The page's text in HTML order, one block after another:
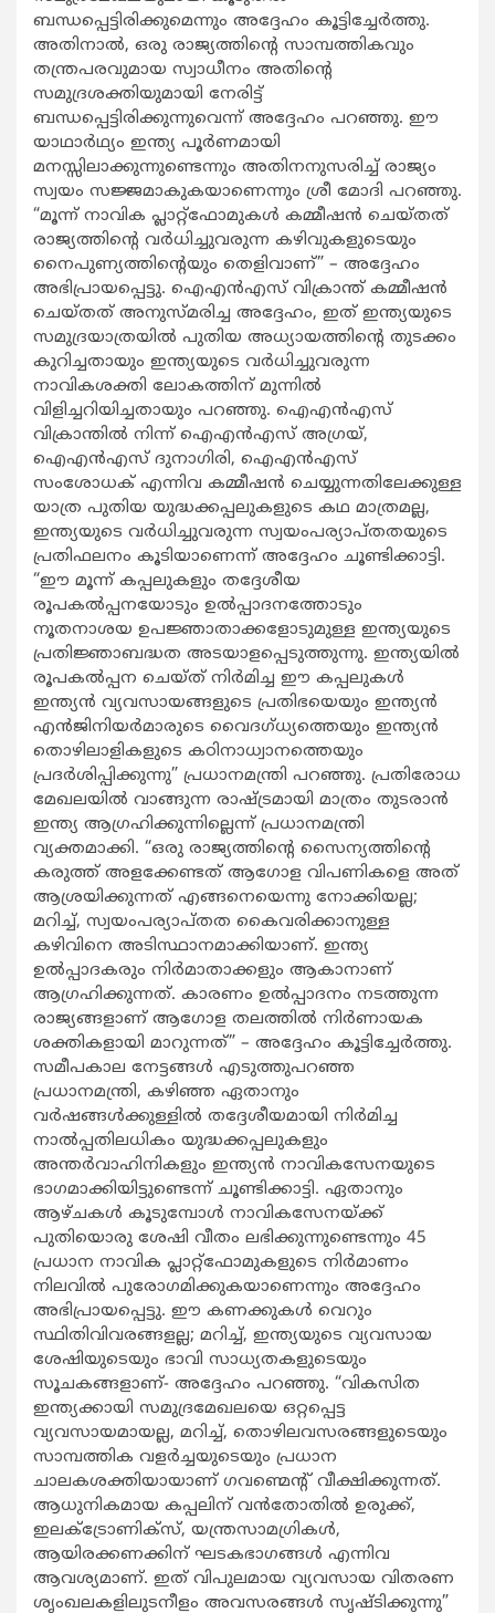
ബന്ധപ്പെട്ടിരിക്കുമെന്നും അദ്ദേഹം കൂട്ടിച്ചേർത്തു.
അതിനാൽ, ഒരു രാജ്യത്തിന്റെ സാമ്പത്തികവും
തന്ത്രപരവുമായ സ്വാധീനം അതിന്റെ
സമുദ്രശക്തിയുമായി നേരിട്ട്
ബന്ധപ്പെട്ടിരിക്കുന്നുവെന്ന് അദ്ദേഹം പറഞ്ഞു. ഈ
യാഥാർഥ്യം ഇന്ത്യ പൂർണമായി
മനസ്സിലാക്കുന്നുണ്ടെന്നും അതിനനുസരിച്ച് രാജ്യം
സ്വയം സജ്ജമാകുകയാണെന്നും ശ്രീ മോദി പറഞ്ഞു.
“മൂന്ന് നാവിക പ്ലാറ്റ്‌ഫോമുകൾ കമ്മീഷൻ ചെയ്തത്
രാജ്യത്തിന്റെ വർധിച്ചുവരുന്ന കഴിവുകളുടെയും
നൈപുണ്യത്തിന്റെയും തെളിവാണ്” – അദ്ദേഹം
അഭിപ്രായപ്പെട്ടു. ഐഎൻഎസ് വിക്രാന്ത് കമ്മീഷൻ
ചെയ്തത് അനുസ്മരിച്ച അദ്ദേഹം, ഇത് ഇന്ത്യയുടെ
സമുദ്രയാത്രയിൽ പുതിയ അധ്യായത്തിന്റെ തുടക്കം
കുറിച്ചതായും ഇന്ത്യയുടെ വർധിച്ചുവരുന്ന
നാവികശക്തി ലോകത്തിന് മുന്നിൽ
വിളിച്ചറിയിച്ചതായും പറഞ്ഞു. ഐഎൻഎസ്
വിക്രാന്തിൽ നിന്ന് ഐഎൻഎസ് അഗ്രയ്,
ഐഎൻഎസ് ദുനാഗിരി, ഐഎൻഎസ്
സംശോധക് എന്നിവ കമ്മീഷൻ ചെയ്യുന്നതിലേക്കുള്ള
യാത്ര പുതിയ യുദ്ധക്കപ്പലുകളുടെ കഥ മാത്രമല്ല,
ഇന്ത്യയുടെ വർധിച്ചുവരുന്ന സ്വയംപര്യാപ്തതയുടെ
പ്രതിഫലനം കൂടിയാണെന്ന് അദ്ദേഹം ചൂണ്ടിക്കാട്ടി.
“ഈ മൂന്ന് കപ്പലുകളും തദ്ദേശീയ
രൂപകൽപ്പനയോടും ഉൽപ്പാദനത്തോടും
നൂതനാശയ ഉപജ്ഞാതാക്കളോടുമുള്ള ഇന്ത്യയുടെ
പ്രതിജ്ഞാബദ്ധത അ‌ടയാളപ്പെടുത്തുന്നു. ഇന്ത്യയിൽ
രൂപകൽപ്പന ചെയ്ത് നിർമിച്ച ഈ കപ്പലുകൾ
ഇന്ത്യൻ വ്യവസായങ്ങളുടെ പ്രതിഭയെയും ഇന്ത്യൻ
എൻജിനിയർമാരുടെ വൈദഗ്ധ്യത്തെയും ഇന്ത്യൻ
തൊഴിലാളികളുടെ കഠിനാധ്വാനത്തെയും
പ്രദർശിപ്പിക്കുന്നു” പ്രധാനമന്ത്രി പറഞ്ഞു. പ്രതിരോധ
മേഖലയിൽ വാങ്ങുന്ന രാഷ്ട്രമായി മാത്രം തുടരാൻ
ഇന്ത്യ ആഗ്രഹിക്കുന്നില്ലെന്ന് പ്രധാനമന്ത്രി
വ്യക്തമാക്കി. “ഒരു രാജ്യത്തിന്റെ സൈന്യത്തിന്റെ
കരുത്ത് അളക്കേണ്ടത് ആഗോള വിപണികളെ അ‌ത്
ആശ്രയിക്കുന്നത് എങ്ങനെയെന്നു നോക്കിയല്ല;
മറിച്ച്, സ്വയംപര്യാപ്തത കൈവരിക്കാനുള്ള
കഴിവിനെ അടിസ്ഥാനമാക്കിയാണ്. ഇന്ത്യ
ഉൽപ്പാദകരും നിർമാതാക്കളും ആകാനാണ്
ആഗ്രഹിക്കുന്നത്. കാരണം ഉൽപ്പാദനം നടത്തുന്ന
രാജ്യങ്ങളാണ് ആഗോള തലത്തിൽ നിർണായക
ശക്തികളായി മാറുന്നത്” – അദ്ദേഹം കൂട്ടിച്ചേർത്തു.
സമീപകാല നേട്ടങ്ങൾ എടുത്തുപറഞ്ഞ
പ്രധാനമന്ത്രി, കഴിഞ്ഞ ഏതാനും
വർഷങ്ങൾക്കുള്ളിൽ തദ്ദേശീയമായി നിർമിച്ച
നാൽപ്പതിലധികം യുദ്ധക്കപ്പലുകളും
അന്തർവാഹിനികളും ഇന്ത്യൻ നാവികസേനയുടെ
ഭാഗമാക്കിയിട്ടുണ്ടെന്ന് ചൂണ്ടിക്കാട്ടി. ഏതാനും
ആഴ്ചകൾ കൂടുമ്പോൾ നാവികസേനയ്ക്ക്
പുതിയൊരു ശേഷി വീതം ലഭിക്കുന്നുണ്ടെന്നും 45
പ്രധാന നാവിക പ്ലാറ്റ്‌ഫോമുകളുടെ നിർമാണം
നിലവിൽ പുരോഗമിക്കുകയാണെന്നും അദ്ദേഹം
അഭിപ്രായപ്പെട്ടു. ഈ കണക്കുകൾ വെറും
സ്ഥിതിവിവരങ്ങളല്ല; മറിച്ച്, ഇന്ത്യയുടെ വ്യവസായ
ശേഷിയുടെയും ഭാവി സാധ്യതകളുടെയും
സൂചകങ്ങളാണ്- അ‌ദ്ദേഹം പറഞ്ഞു. “വികസിത
ഇന്ത്യക്കായി സമുദ്രമേഖലയെ ഒറ്റപ്പെട്ട
വ്യവസായമായല്ല, മറിച്ച്, തൊഴിലവസരങ്ങളുടെയും
സാമ്പത്തിക വളർച്ചയുടെയും പ്രധാന
ചാലകശക്തിയായാണ് ഗവണ്മെന്റ് വീക്ഷിക്കുന്നത്.
ആധുനികമായ കപ്പലിന് വൻതോതിൽ ഉരുക്ക്,
ഇലക്ട്രോണിക്സ്, യന്ത്രസാമഗ്രികൾ,
ആയിരക്കണക്കിന് ഘടകഭാഗങ്ങൾ എന്നിവ
ആവശ്യമാണ്. ഇത് വിപുലമായ വ്യവസായ വിതരണ
ശൃംഖലകളിലുടനീളം അവസരങ്ങൾ സൃഷ്ടിക്കുന്നു”